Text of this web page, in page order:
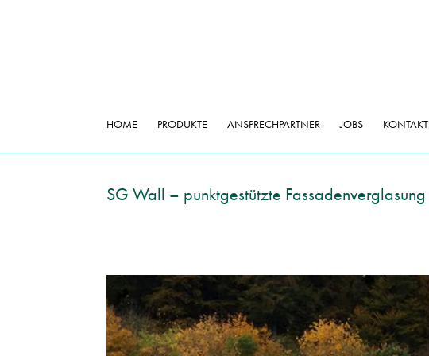
HOME PRODUKTE ANSPRECHPARTNER JOBS KONTAKT
SG Wall – punktgestützte Fassadenverglasung